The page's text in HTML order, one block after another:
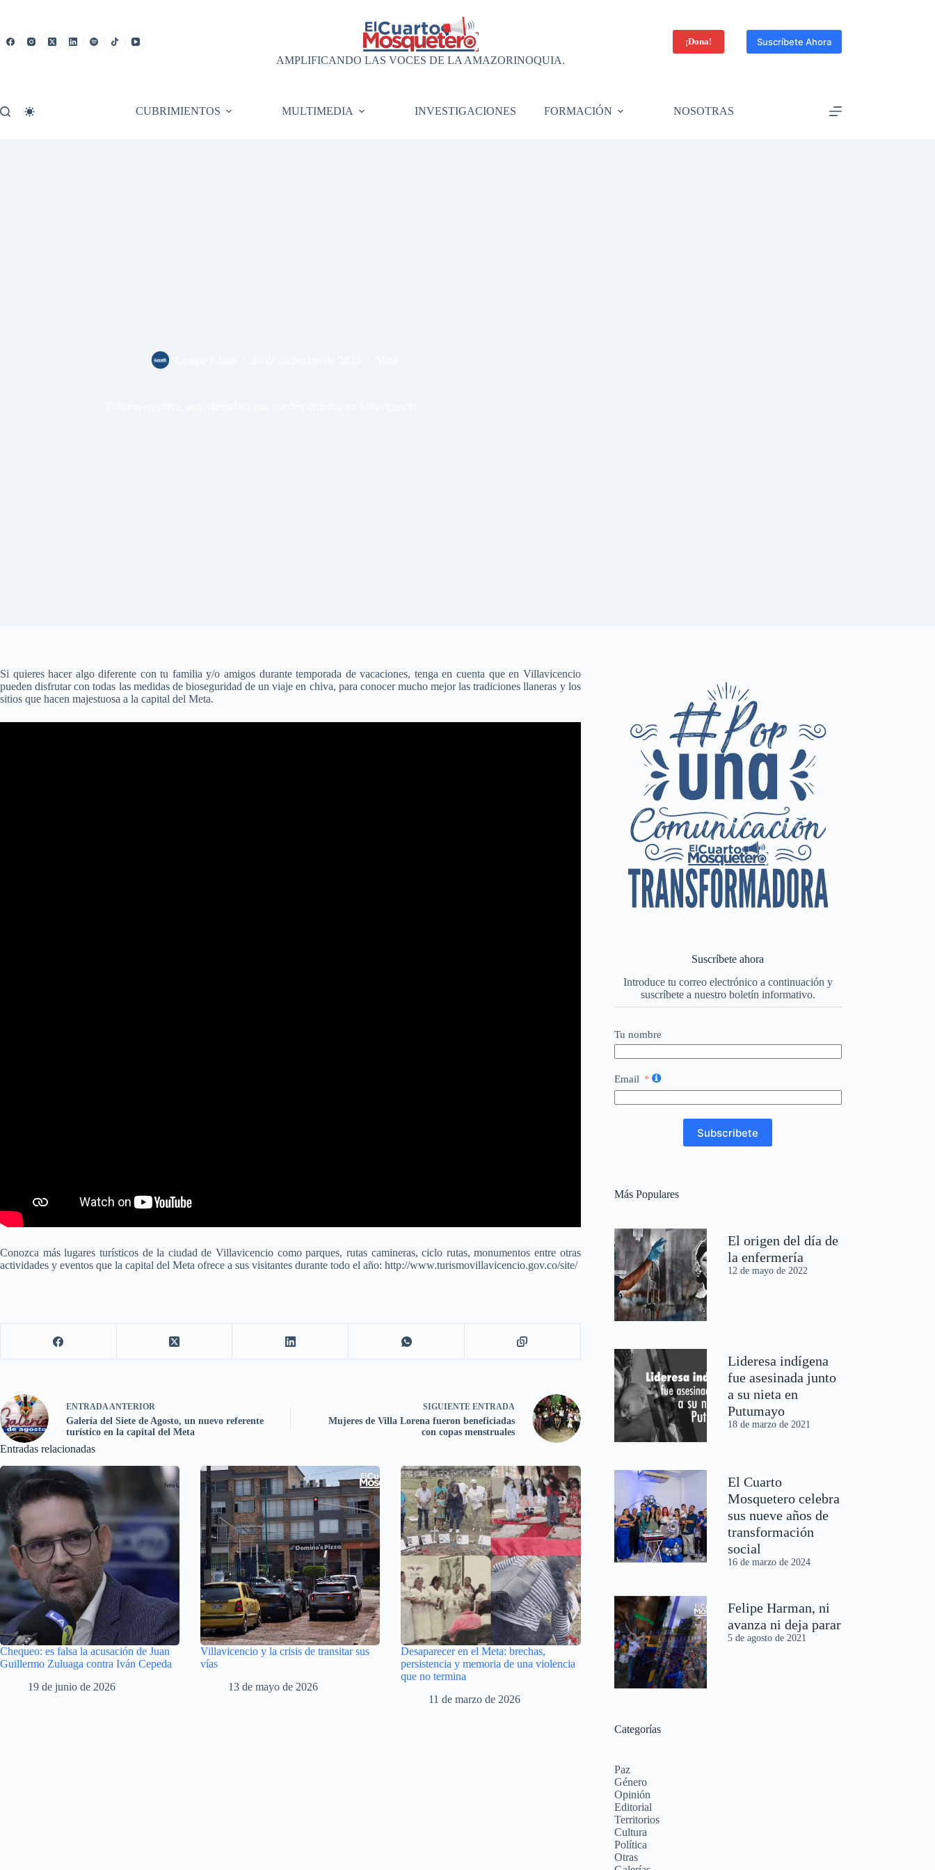
AMPLIFICANDO LAS VOCES DE LA AMAZORINOQUIA.
¡Dona! Suscríbete Ahora
CUBRIMIENTOS MULTIMEDIA INVESTIGACIONES FORMACIÓN NOSOTRAS
Si quieres hacer algo diferente con tu familia y/o amigos durante temporada de vacaciones, tenga en cuenta que en Villavicencio
pueden disfrutar con todas las medidas de bioseguridad de un viaje en chiva, para conocer mucho mejor las tradiciones llaneras y los
sitios que hacen majestuosa a la capital del Meta.
Conozca más lugares turísticos de la ciudad de Villavicencio como parques, rutas camineras, ciclo rutas, monumentos entre otras
actividades y eventos que la capital del Meta ofrece a sus visitantes durante todo el año: http://www.turismovillavicencio.gov.co/site/
ENTRADA ANTERIOR
Galería del Siete de Agosto, un nuevo referente
turístico en la capital del Meta
SIGUIENTE ENTRADA
Mujeres de Villa Lorena fueron beneficiadas
con copas menstruales
Entradas relacionadas
Chequeo: es falsa la acusación de Juan
Guillermo Zuluaga contra Iván Cepeda
19 de junio de 2026
Villavicencio y la crisis de transitar sus
vías
13 de mayo de 2026
Desaparecer en el Meta: brechas,
persistencia y memoria de una violencia
que no termina
11 de marzo de 2026
Suscríbete ahora
Introduce tu correo electrónico a continuación y
suscríbete a nuestro boletín informativo.
Tu nombre
Email
Subscribete
Más Populares
El origen del día de
la enfermería
12 de mayo de 2022
Lideresa indígena
fue asesinada junto
a su nieta en
Putumayo
18 de marzo de 2021
El Cuarto
Mosquetero celebra
sus nueve años de
transformación
social
16 de marzo de 2024
Felipe Harman, ni
avanza ni deja parar
5 de agosto de 2021
Categorías
Paz
Género
Opinión
Editorial
Territorios
Cultura
Política
Otras